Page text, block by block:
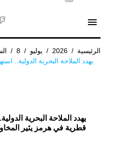
menu
الرئيسية /
2026
/ يوليو /
8
/
يهدد الملاحة البحرية الدولية..
يهدد الملاحة البحرية
قطرية في هرمز يثير